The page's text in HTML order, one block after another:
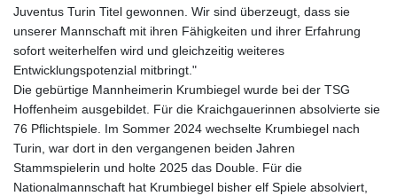
Juventus Turin Titel gewonnen. Wir sind überzeugt, dass sie
unserer Mannschaft mit ihren Fähigkeiten und ihrer Erfahrung
sofort weiterhelfen wird und gleichzeitig weiteres
Entwicklungspotenzial mitbringt."
Die gebürtige Mannheimerin Krumbiegel wurde bei der TSG
Hoffenheim ausgebildet. Für die Kraichgauerinnen absolvierte sie
76 Pflichtspiele. Im Sommer 2024 wechselte Krumbiegel nach
Turin, war dort in den vergangenen beiden Jahren
Stammspielerin und holte 2025 das Double. Für die
Nationalmannschaft hat Krumbiegel bisher elf Spiele absolviert,